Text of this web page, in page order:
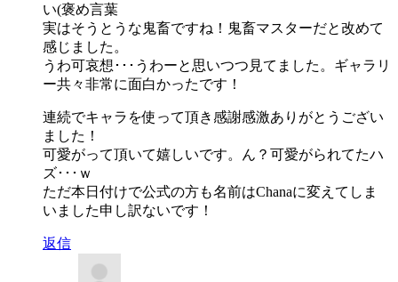
い(褒め言葉
実はそうとうな鬼畜ですね！鬼畜マスターだと改めて
感じました。
うわ可哀想･･･うわーと思いつつ見てました。ギャラリ
ー共々非常に面白かったです！
連続でキャラを使って頂き感謝感激ありがとうござい
ました！
可愛がって頂いて嬉しいです。ん？可愛がられてたハ
ズ･･･ｗ
ただ本日付けで公式の方も名前はChanaに変えてしま
いました申し訳ないです！
返信